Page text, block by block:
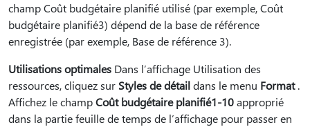
champ Coût budgétaire planifié utilisé (par exemple, Coût
budgétaire planifié3) dépend de la base de référence
enregistrée (par exemple, Base de référence 3).
Utilisations optimales Dans l’affichage Utilisation des
ressources, cliquez sur Styles de détaildans le menu Format.
Affichez le champCoût budgétaire planifié1-10approprié
dans la partie feuille de temps de l’affichage pour passer en